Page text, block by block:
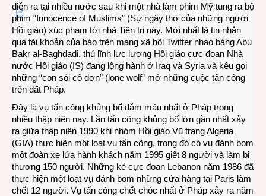
diễn ra tại nhiều nước sau khi một nhà làm phim Mỹ tung ra bộ
phim “Innocence of Muslims” (Sự ngây thơ của những người
Hồi giáo) xúc phạm tới nhà Tiên tri này. Mới nhất là tin nhắn
qua tài khoản của báo trên mạng xã hội Twitter nhạo báng Abu
Bakr al-Baghdadi, thủ lĩnh lực lượng Hồi giáo cực đoan Nhà
nước Hồi giáo (IS) đang lộng hành ở Iraq và Syria và kêu gọi
những “con sói cô đơn” (lone wolf” mở những cuộc tấn công
trên đất Pháp.
Đây là vụ tấn công khủng bố đẫm máu nhất ở Pháp trong
nhiều thập niên nay. Lần tấn công khủng bố lớn gần nhất xảy
ra giữa thập niên 1990 khi nhóm Hồi giáo Vũ trang Algeria
(GIA) thực hiện một loạt vụ tấn công, trong đó có vụ đánh bom
một đoàn xe lửa hành khách năm 1995 giết 8 người và làm bị
thương 150 người. Những kẻ cực đoan Lebanon năm 1986 đã
thực hiện một loạt vụ đánh bom những cửa hàng tại Paris làm
chết 12 người. Vụ tấn công chết chóc nhất ở Pháp xảy ra năm